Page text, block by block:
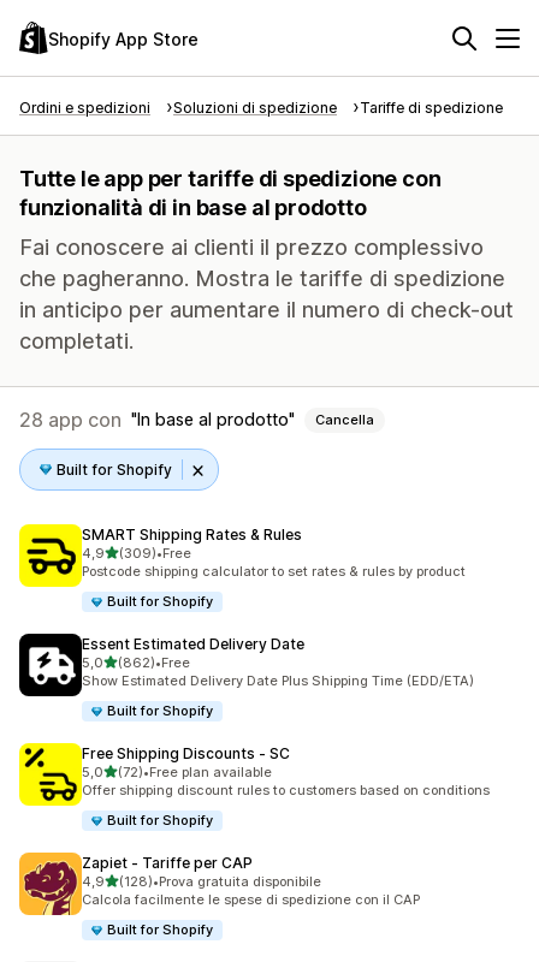
Shopify App Store
Ordini e spedizioni Soluzioni di spedizione Tariffe di spedizione
Tutte le app per tariffe di spedizione con
funzionalità di in base al prodotto
Fai conoscere ai clienti il prezzo complessivo
che pagheranno. Mostra le tariffe di spedizione
in anticipo per aumentare il numero di check-out
completati.
28 app con In base al prodotto Cancella
Built for Shopify
SMART Shipping Rates & Rules
4,9stelle su 5
(309)
309 recensioni totali
•Free
Postcode shipping calculator to set rates & rules by product
Built for Shopify
Essent Estimated Delivery Date
5,0stelle su 5
(862)
862 recensioni totali
•Free
Show Estimated Delivery Date Plus Shipping Time (EDD/ETA)
Built for Shopify
Free Shipping Discounts ‑ SC
5,0stelle su 5
(72)
72 recensioni totali
•Free plan available
Offer shipping discount rules to customers based on conditions
Built for Shopify
Zapiet ‑ Tariffe per CAP
4,9stelle su 5
(128)
128 recensioni totali
•Prova gratuita disponibile
Calcola facilmente le spese di spedizione con il CAP
Built for Shopify